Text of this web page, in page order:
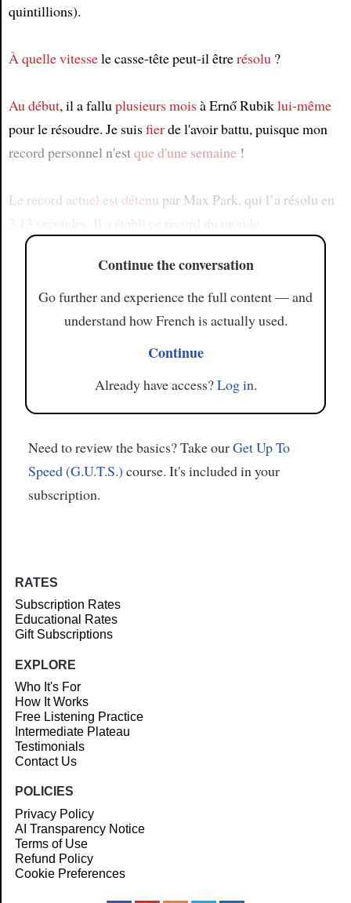
quintillions).
À quelle vitessele casse-tête peut-il êtrerésolu?
Au début, il a falluplusieurs moisà Ernő Rubiklui-même
pour le résoudre. Je suisfierde l'avoir battu, puisque mon
record personnel n'estque d'une semaine!
Le record actuel est détenu par Max Park, qui l’a résolu en
Continue the conversation
Go further and experience the full content — and
understand how French is actually used.
Continue
Already have access?Log in.
Need to review the basics? Take ourGet Up To
Speed (G.U.T.S.) course. It's included in your
subscription.
RATES
Subscription Rates
Educational Rates
Gift Subscriptions
EXPLORE
Who It's For
How It Works
Free Listening Practice
Intermediate Plateau
Testimonials
Contact Us
POLICIES
Privacy Policy
AI Transparency Notice
Terms of Use
Refund Policy
Cookie Preferences